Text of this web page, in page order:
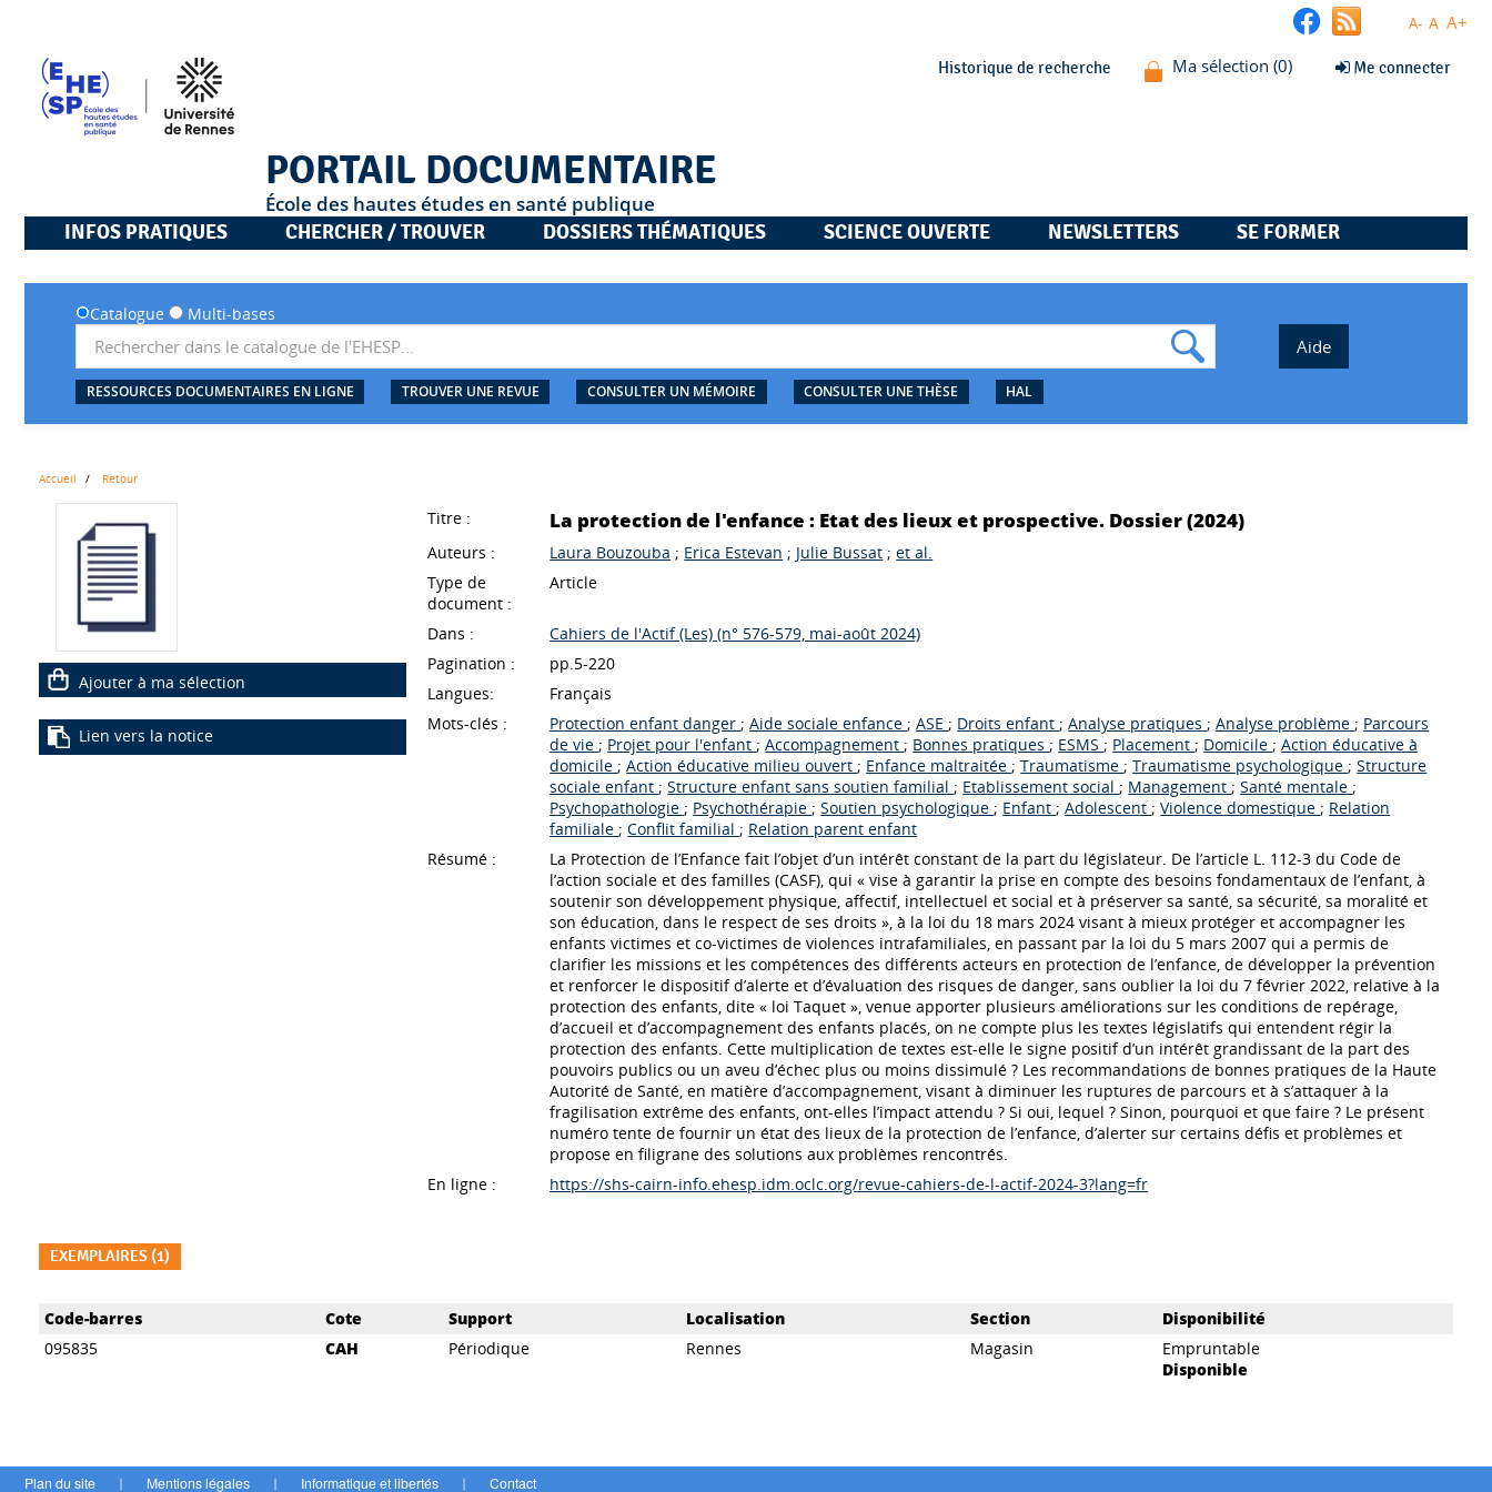
A- A A+
Historique de recherche Me connecter
PORTAIL DOCUMENTAIRE
École des hautes études en santé publique
INFOS PRATIQUES
CHERCHER / TROUVER DOSSIERS THÉMATIQUES SCIENCE OUVERTE NEWSLETTERS SE FORMER
Catalogue Multi-bases
RESSOURCES DOCUMENTAIRES EN LIGNE TROUVER UNE REVUE CONSULTER UN MÉMOIRE CONSULTER UNE THÈSE HAL
Accueil Retour
Ajouter à ma sélection
Lien vers la notice
Titre : La protection de l'enfance : Etat des lieux et prospective. Dossier (2024)
Auteurs : Laura Bouzouba ; Erica Estevan ; Julie Bussat ;et al.
Type de
document :
Article
Dans :
Cahiers de l'Actif (Les) (n° 576-579, mai-août 2024)
Pagination :
pp.5-220
Langues:
Français
Mots-clés :
Protection enfant danger ; Aide sociale enfance ; ASE ; Droits enfant ; Analyse pratiques ; Analyse problème ; Parcours
de vie ; Projet pour l'enfant ; Accompagnement ; Bonnes pratiques ; ESMS ; Placement ; Domicile ; Action éducative à
domicile ; Action éducative milieu ouvert ; Enfance maltraitée ; Traumatisme ; Traumatisme psychologique ; Structure
sociale enfant ; Structure enfant sans soutien familial ; Etablissement social ; Management ; Santé mentale ;
Psychopathologie ; Psychothérapie ; Soutien psychologique ; Enfant ; Adolescent ; Violence domestique ; Relation
familiale ; Conflit familial ; Relation parent enfant
Résumé :
La Protection de l’Enfance fait l’objet d’un intérêt constant de la part du législateur. De l’article L. 112-3 du Code de
l’action sociale et des familles (CASF), qui « vise à garantir la prise en compte des besoins fondamentaux de l’enfant, à
soutenir son développement physique, affectif, intellectuel et social et à préserver sa santé, sa sécurité, sa moralité et
son éducation, dans le respect de ses droits », à la loi du 18 mars 2024 visant à mieux protéger et accompagner les
enfants victimes et co-victimes de violences intrafamiliales, en passant par la loi du 5 mars 2007 qui a permis de
clarifier les missions et les compétences des différents acteurs en protection de l’enfance, de développer la prévention
et renforcer le dispositif d’alerte et d’évaluation des risques de danger, sans oublier la loi du 7 février 2022, relative à la
protection des enfants, dite « loi Taquet », venue apporter plusieurs améliorations sur les conditions de repérage,
d’accueil et d’accompagnement des enfants placés, on ne compte plus les textes législatifs qui entendent régir la
protection des enfants. Cette multiplication de textes est-elle le signe positif d’un intérêt grandissant de la part des
pouvoirs publics ou un aveu d’échec plus ou moins dissimulé ? Les recommandations de bonnes pratiques de la Haute
Autorité de Santé, en matière d’accompagnement, visant à diminuer les ruptures de parcours et à s’attaquer à la
fragilisation extrême des enfants, ont-elles l’impact attendu ? Si oui, lequel ? Sinon, pourquoi et que faire ? Le présent
numéro tente de fournir un état des lieux de la protection de l’enfance, d’alerter sur certains défis et problèmes et
propose en filigrane des solutions aux problèmes rencontrés.
En ligne :
https://shs-cairn-info.ehesp.idm.oclc.org/revue-cahiers-de-l-actif-2024-3?lang=fr
EXEMPLAIRES (1)
Liste des exemplaires
Code-barres Cote Support Localisation Section
Disponibilité
095835
CAH Périodique Rennes Magasin
Empruntable
Disponible
Plan du site | Mentions légales | Informatique et libertés | Contact